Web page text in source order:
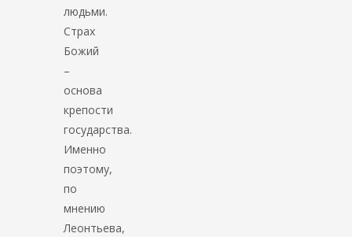
людьми.
Страх
Божий
–
основа
крепости
государства.
Именно
поэтому,
по
мнению
Леонтьева,